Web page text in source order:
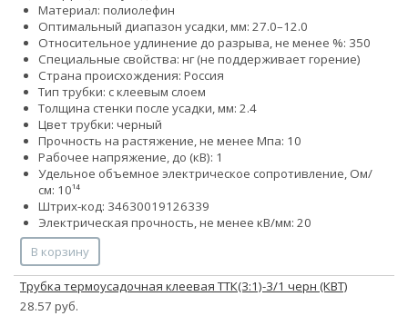
Материал: полиолефин
Оптимальный диапазон усадки, мм: 27.0–12.0
Относительное удлинение до разрыва, не менее %: 350
Специальные свойства: нг (не поддерживает горение)
Страна происхождения: Россия
Тип трубки: с клеевым слоем
Толщина стенки после усадки, мм: 2.4
Цвет трубки: черный
Прочность на растяжение, не менее Мпа: 10
Рабочее напряжение, до (кВ): 1
Удельное объемное электрическое сопротивление, Ом/
см: 10¹⁴
Штрих-код: 34630019126339
Электрическая прочность, не менее кВ/мм: 20
В корзину
Трубка термоусадочная клеевая ТТК(3:1)-3/1 черн (КВТ)
28.57 руб.